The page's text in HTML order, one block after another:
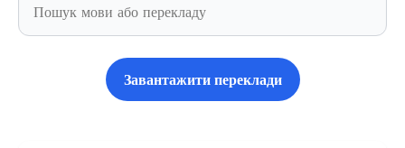
Завантажити переклади